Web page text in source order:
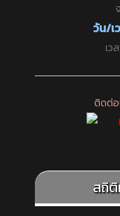
วัน/เ
เว
ติดต่อ
สถิติ